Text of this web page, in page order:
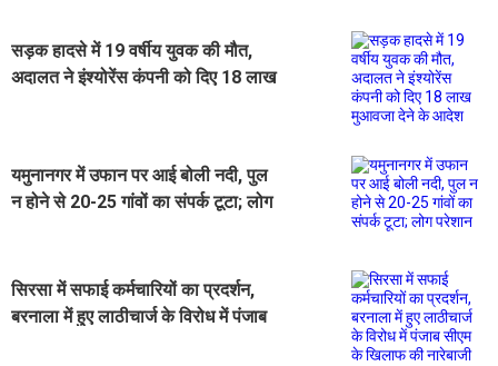
सड़क हादसे में 19 वर्षीय युवक की मौत,
अदालत ने इंश्योरेंस कंपनी को दिए 18 लाख
यमुनानगर में उफान पर आई बोली नदी, पुल
न होने से 20-25 गांवों का संपर्क टूटा; लोग
सिरसा में सफाई कर्मचारियों का प्रदर्शन,
बरनाला में हुए लाठीचार्ज के विरोध में पंजाब